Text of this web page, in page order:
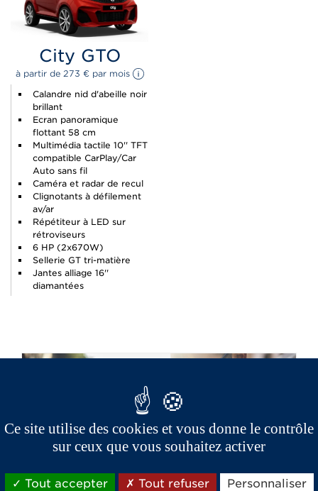
City GTO
à partir de 273 € par mois
Calandre nid d'abeille noir
brillant
Ecran panoramique
flottant 58 cm
Multimédia tactile 10'' TFT
compatible CarPlay/Car
Auto sans fil
Caméra et radar de recul
Clignotants à défilement
av/ar
Répétiteur à LED sur
rétroviseurs
6 HP (2x670W)
Sellerie GT tri-matière
Jantes alliage 16''
diamantées
Ce site utilise des cookies et vous donne le contrôle
sur ceux que vous souhaitez activer
Tout accepter Tout refuser Personnaliser